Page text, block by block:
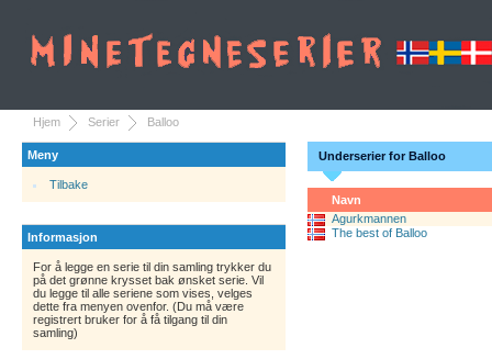
Hjem Serier Balloo
Meny
Tilbake
Informasjon
For å legge en serie til din samling trykker du
på det grønne krysset bak ønsket serie. Vil
du legge til alle seriene som vises, velges
dette fra menyen ovenfor. (Du må være
registrert bruker for å få tilgang til din
samling)
Underserier for Balloo
Navn
Agurkmannen
The best of Balloo